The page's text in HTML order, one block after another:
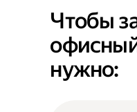
Чтобы
нужно: